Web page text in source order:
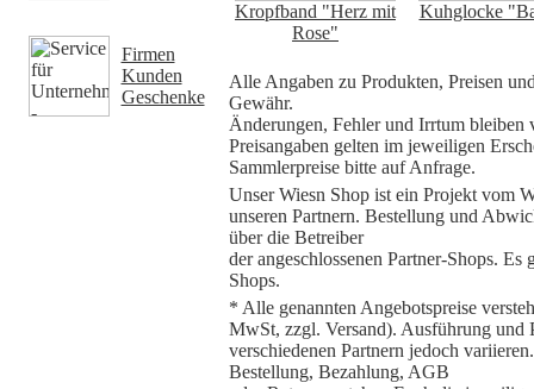
Firmen
Kunden
Geschenke
Kropfband "Herz mit
Rose"
Kuhglocke
Alle Angaben zu Produkten, Preisen
Gewähr.
Änderungen, Fehler und Irrtum bleiben
Preisangaben gelten im jeweiligen
Sammlerpreise bitte auf Anfrage.
Unser Wiesn Shop ist ein Projekt vom
unseren Partnern. Bestellung und
über die Betreiber
der angeschlossenen Partner-Shops.
Shops.
* Alle genannten Angebotspreise
MwSt, zzgl. Versand). Ausführung und
verschiedenen Partnern jedoch
Bestellung, Bezahlung, AGB